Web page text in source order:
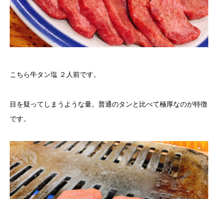
こちら牛タン塩 ２人前です。
目を疑ってしまうような量。普通のタンと比べて極厚なのが特徴
です。